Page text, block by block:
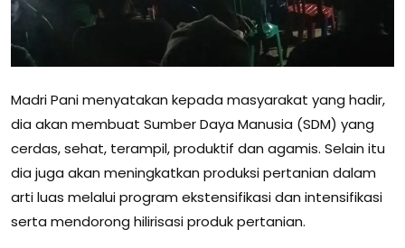
Madri Pani menyatakan kepada masyarakat yang hadir,
dia akan membuat Sumber Daya Manusia (SDM) yang
cerdas, sehat, terampil, produktif dan agamis. Selain itu
dia juga akan meningkatkan produksi pertanian dalam
arti luas melalui program ekstensifikasi dan intensifikasi
serta mendorong hilirisasi produk pertanian.